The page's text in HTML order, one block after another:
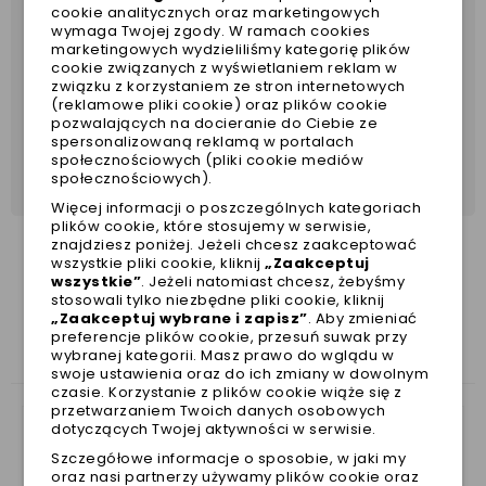
ZOBACZ TAKŻE
cookie analitycznych oraz marketingowych
wymaga Twojej zgody. W ramach cookies
marketingowych wydzieliliśmy kategorię plików
cookie związanych z wyświetlaniem reklam w
związku z korzystaniem ze stron internetowych
(reklamowe pliki cookie) oraz plików cookie
pozwalających na docieranie do Ciebie ze
spersonalizowaną reklamą w portalach
społecznościowych (pliki cookie mediów
społecznościowych).
Więcej informacji o poszczególnych kategoriach
plików cookie, które stosujemy w serwisie,
znajdziesz poniżej. Jeżeli chcesz zaakceptować
wszystkie pliki cookie, kliknij„Zaakceptuj
wszystkie”. Jeżeli natomiast chcesz, żebyśmy
stosowali tylko niezbędne pliki cookie, kliknij
„Zaakceptuj wybrane i zapisz”. Aby zmieniać
preferencje plików cookie, przesuń suwak przy
wybranej kategorii. Masz prawo do wglądu w
swoje ustawienia oraz do ich zmiany w dowolnym
czasie. Korzystanie z plików cookie wiąże się z
przetwarzaniem Twoich danych osobowych
dotyczących Twojej aktywności w serwisie.
Szczegółowe informacje o sposobie, w jaki my
oraz nasi partnerzy używamy plików cookie oraz